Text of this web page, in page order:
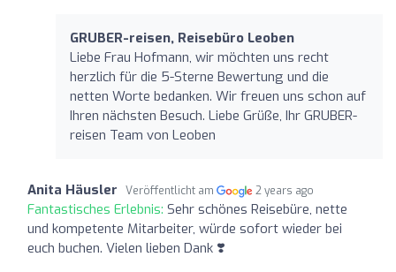
GRUBER-reisen, Reisebüro Leoben
Liebe Frau Hofmann, wir möchten uns recht
herzlich für die 5-Sterne Bewertung und die
netten Worte bedanken. Wir freuen uns schon auf
Ihren nächsten Besuch. Liebe Grüße, Ihr GRUBER-
reisen Team von Leoben
Anita Häusler Veröffentlicht am 2 years ago
Fantastisches Erlebnis: Sehr schönes Reisebüre, nette
und kompetente Mitarbeiter, würde sofort wieder bei
euch buchen. Vielen lieben Dank ❣️